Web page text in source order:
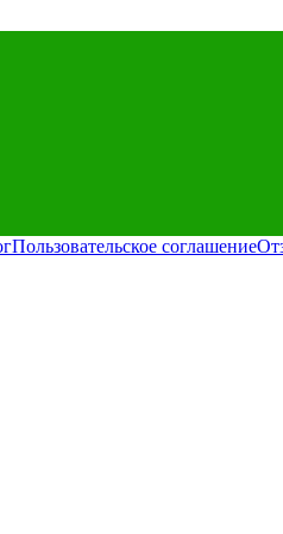
Пользовательское соглашение